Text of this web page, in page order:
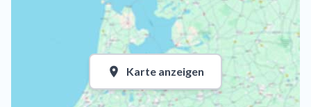
Karte anzeigen